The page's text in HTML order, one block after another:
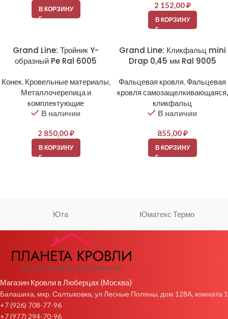
В КОРЗИНУ 2 152,00₽
В КОРЗИНУ
Grand Line: Тройник Y-
образный Pe Ral 6005
Конек, Кровельные материалы,
Металлочерепица и
комплектующие
В наличии
2 850,00₽
В КОРЗИНУ
Grand Line: Кликфальц mini
Drap 0,45 мм Ral 9005
Фальцевая кровля, Фальцевая
кровля самозащелкивающаяся,
кликфальц
В наличии
855,00₽
В КОРЗИНУ
Юта Юматекс Термо
Магазин Кровли в Люберцах (Москва)
Балашиха, мкр. Салтыковка, ул Лесные Поляны, дом 128А, комната 1
+7 (926) 708-77-96
+7 (977) 294-70-96